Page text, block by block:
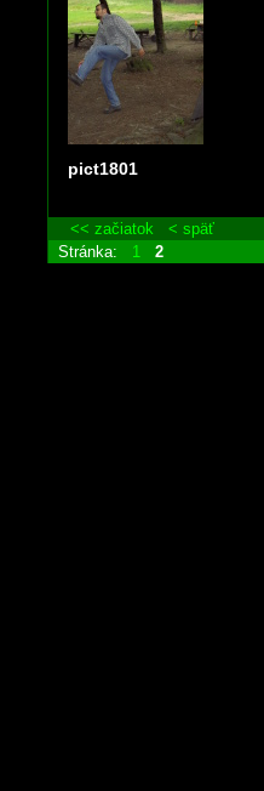
pict1801
<< začiatok
< späť
Stránka:
1 2